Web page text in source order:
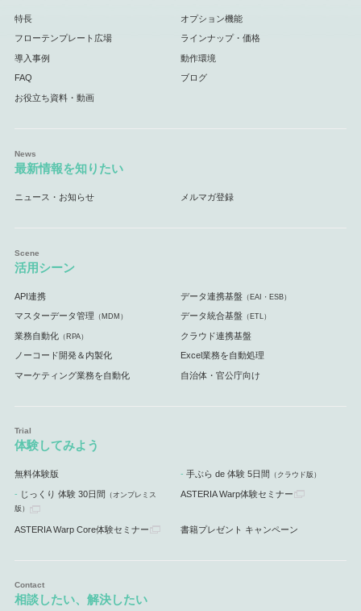
特長 オプション機能
フローテンプレート広場 ラインナップ・価格
導入事例 動作環境
FAQ ブログ
お役立ち資料・動画
最新情報を知りたい
ニュース・お知らせ メルマガ登録
活用シーン
API連携 データ連携基盤 （EAI・ESB）
マスターデータ管理 （MDM） データ統合基盤 （ETL）
業務自動化（RPA） クラウド連携基盤
ノーコード開発＆内製化 Excel業務を自動処理
マーケティング業務を自動化 自治体・官公庁向け
体験してみよう
無料体験版 手ぶら de 体験 5日間 （クラウド版）
じっくり 体験 30日間 （オンプレミス
版）
ASTERIA Warp体験セミナー
ASTERIA Warp Core体験セミナー 書籍プレゼント キャンペーン
相談したい、解決したい